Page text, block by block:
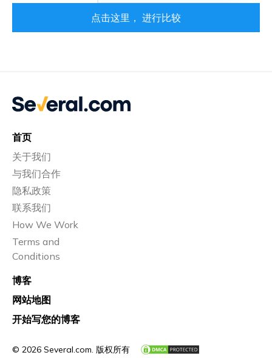
点击这里， 进行比较
© 2026 Several.com. 版权所有
首页
关于我们
与我们合作
隐私政策
联系我们
How We Work
Terms and
Conditions
博客
网站地图
开始写您的博客